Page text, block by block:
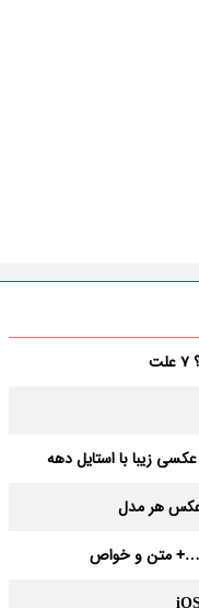
زیبا با استایل دهه
عکس هر مدل
…+ متن و خواص